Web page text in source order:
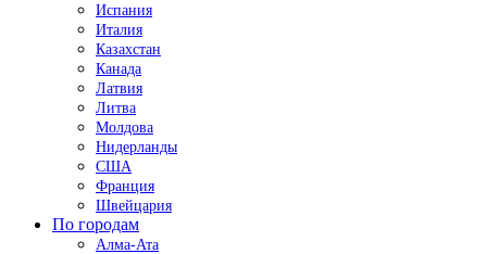
Испания
Италия
Казахстан
Канада
Латвия
Литва
Молдова
Нидерланды
США
Франция
Швейцария
По городам
Алма-Ата